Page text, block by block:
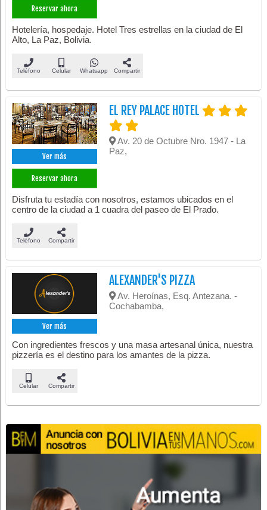
Reservar ahora
Hotelería, hospedaje. Hotel Tres estrellas en la ciudad de El
Alto, La Paz, Bolivia.
Teléfono Celular Whatsapp Compartir
Ver más
Reservar ahora
EL REY PALACE HOTEL
Av. 20 de Octubre Nro. 1947 - La
Paz,
Disfruta tu estadía con nosotros, estamos ubicados en el
centro de la ciudad a 1 cuadra del paseo de El Prado.
Teléfono Compartir
Ver más
ALEXANDER'S PIZZA
Av. Heroínas, Esq. Antezana. -
Cochabamba,
Con ingredientes frescos y una masa artesanal única, nuestra
pizzería es el destino para los amantes de la pizza.
Celular Compartir